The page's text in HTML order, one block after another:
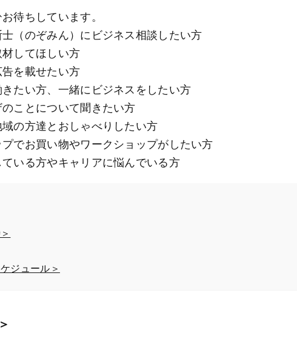
待ちしています。
士（のぞみん）にビジネス相談したい方
材してほしい方
告を載せたい方
きたい方、一緒にビジネスをしたい方
のことについて聞きたい方
域の方達とおしゃべりしたい方
プでお買い物やワークショップがしたい方
ている方やキャリアに悩んでいる方
ジュール＞